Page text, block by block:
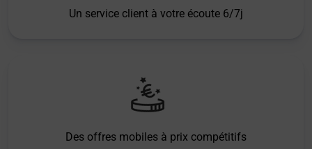
Un service client à votre écoute 6/7j
Des offres mobiles à prix compétitifs